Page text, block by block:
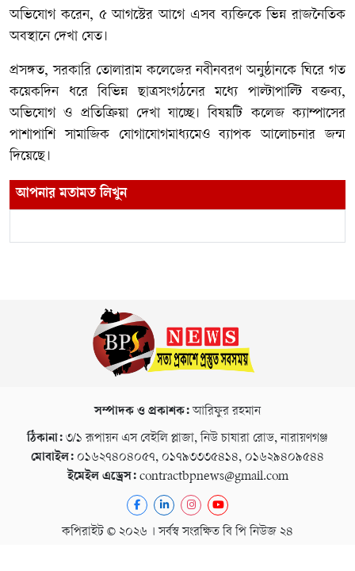
অভিযোগ করেন, ৫ আগস্টের আগে এসব ব্যক্তিকে ভিন্ন রাজনৈতিক
অবস্থানে দেখা যেত।
প্রসঙ্গত, সরকারি তোলারাম কলেজের নবীনবরণ অনুষ্ঠানকে ঘিরে গত
কয়েকদিন ধরে বিভিন্ন ছাত্রসংগঠনের মধ্যে পাল্টাপাল্টি বক্তব্য,
অভিযোগ ও প্রতিক্রিয়া দেখা যাচ্ছে। বিষয়টি কলেজ ক্যাম্পাসের
পাশাপাশি সামাজিক যোগাযোগমাধ্যমেও ব্যাপক আলোচনার জন্ম
দিয়েছে।
আপনার মতামত লিখুন
সম্পাদক ও প্রকাশক:আরিফুর রহমান
ঠিকানা: ৩/১ রূপায়ন এস বেইলি প্লাজা, নিউ চাষারা রোড, নারায়ণগঞ্জ
মোবাইল: ০১৬২৭৪০৪০৫৭, ০১৭৯৩৩৩৫৪১৪, ০১৬২৯৪০৯৫৪৪
ইমেইল এড্রেস:contractbpnews@gmail.com
কপিরাইট © ২০২৬ । সর্বস্ব সংরক্ষিত বি পি নিউজ ২৪